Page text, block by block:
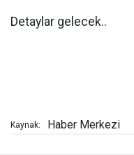
Detaylar gelecek..
Kaynak: Haber Merkezi